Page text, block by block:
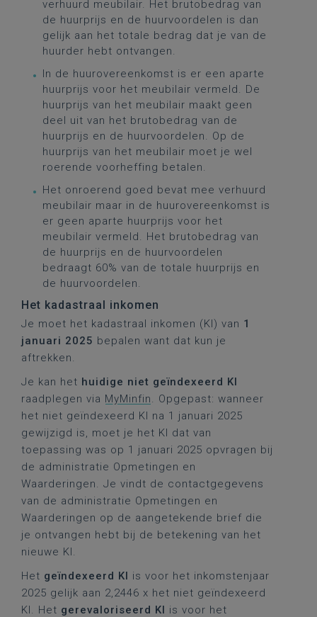
verhuurd meubilair. Het brutobedrag van
de huurprijs en de huurvoordelen is dan
gelijk aan het totale bedrag dat je van de
huurder hebt ontvangen.
In de huurovereenkomst is er een aparte
huurprijs voor het meubilair vermeld. De
huurprijs van het meubilair maakt geen
deel uit van het brutobedrag van de
huurprijs en de huurvoordelen. Op de
huurprijs van het meubilair moet je wel
roerende voorheffing betalen.
Het onroerend goed bevat mee verhuurd
meubilair maar in de huurovereenkomst is
er geen aparte huurprijs voor het
meubilair vermeld. Het brutobedrag van
de huurprijs en de huurvoordelen
bedraagt 60% van de totale huurprijs en
de huurvoordelen.
Het kadastraal inkomen
Je moet het kadastraal inkomen (KI) van 1
januari 2025 bepalen want dat kun je
aftrekken.
Je kan het huidige niet geïndexeerd KI
raadplegen via MyMinfin. Opgepast: wanneer
het niet geïndexeerd KI na 1 januari 2025
gewijzigd is, moet je het KI dat van
toepassing was op 1 januari 2025 opvragen bij
de administratie Opmetingen en
Waarderingen. Je vindt de contactgegevens
van de administratie Opmetingen en
Waarderingen op de aangetekende brief die
je ontvangen hebt bij de betekening van het
nieuwe KI.
Het geïndexeerd KI is voor het inkomstenjaar
2025 gelijk aan 2,2446 x het niet geïndexeerd
KI. Het gerevaloriseerd KI is voor het